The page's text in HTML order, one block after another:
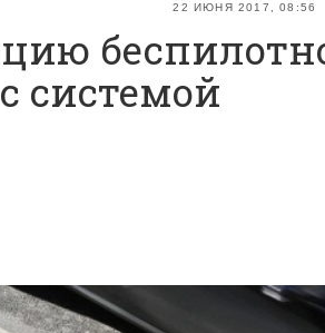
22 ИЮНЯ 2017, 08:56
системой